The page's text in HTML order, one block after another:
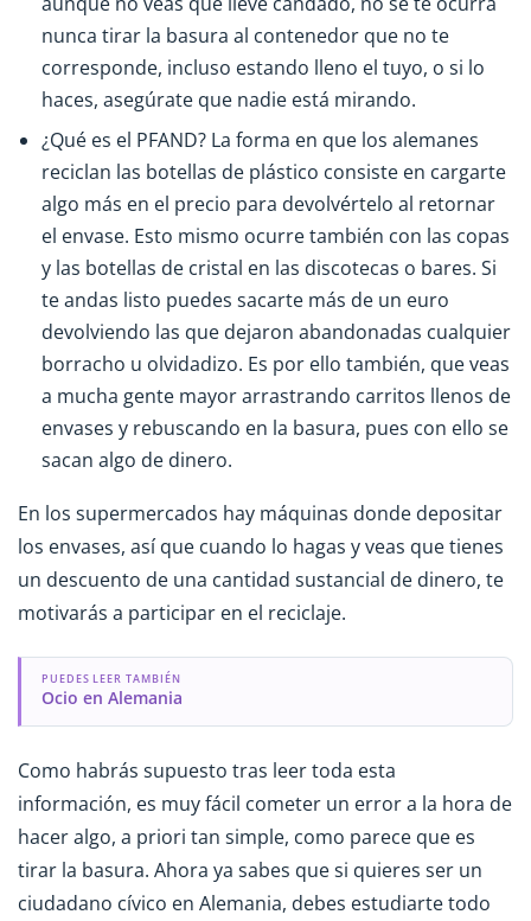
nunca tirar la basura al contenedor que no te
corresponde, incluso estando lleno el tuyo, o si lo
haces, asegúrate que nadie está mirando.
¿Qué es el PFAND? La forma en que los alemanes
reciclan las botellas de plástico consiste en cargarte
algo más en el precio para devolvértelo al retornar
el envase. Esto mismo ocurre también con las copas
y las botellas de cristal en las discotecas o bares. Si
te andas listo puedes sacarte más de un euro
devolviendo las que dejaron abandonadas cualquier
borracho u olvidadizo. Es por ello también, que veas
a mucha gente mayor arrastrando carritos llenos de
envases y rebuscando en la basura, pues con ello se
sacan algo de dinero.
En los supermercados hay máquinas donde depositar
los envases, así que cuando lo hagas y veas que tienes
un descuento de una cantidad sustancial de dinero, te
motivarás a participar en el reciclaje.
PUEDES LEER TAMBIÉN
Ocio en Alemania
Como habrás supuesto tras leer toda esta
información, es muy fácil cometer un error a la hora de
hacer algo, a priori tan simple, como parece que es
tirar la basura. Ahora ya sabes que si quieres ser un
ciudadano cívico en Alemania, debes estudiarte todo